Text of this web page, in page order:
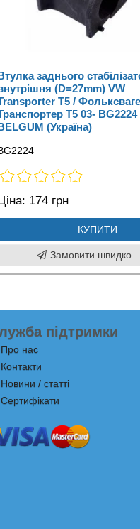
заднього
(D=27mm) VW
T5 /
Т5 03- BG2224
(Україна)
Ціна: 174 грн
КУПИТИ
Замовити швидко
підтримки
Про нас
Контакти
Новини / статті
Сертифікати